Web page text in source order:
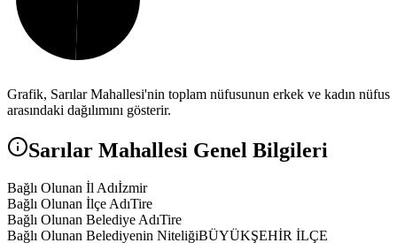
Grafik, SarılarMahallesi'nin toplam nüfusunun erkek ve kadın nüfus
arasındaki dağılımını gösterir.
Sarılar Mahallesi Genel Bilgileri
Bağlı Olunan İl Adıİzmir
Bağlı Olunan İlçe AdıTire
Bağlı Olunan Belediye AdıTire
Bağlı Olunan Belediyenin NiteliğiBÜYÜKŞEHİR İLÇE